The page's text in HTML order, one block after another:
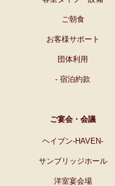
ご朝食
お客様サポート
団体利用
- 宿泊約款
ご宴会・会議
ヘイブン-HAVEN-
サンブリッジホール
洋室宴会場